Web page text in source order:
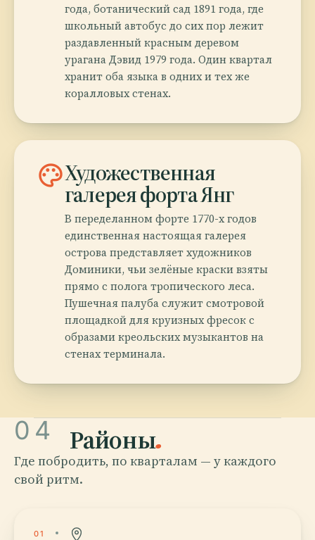
года, ботанический сад 1891 года, где
школьный автобус до сих пор лежит
раздавленный красным деревом
урагана Дэвид 1979 года. Один квартал
хранит оба языка в одних и тех же
коралловых стенах.
paletteХудожественная
галерея форта Янг
В переделанном форте 1770-х годов
единственная настоящая галерея
острова представляет художников
Доминики, чьи зелёные краски взяты
прямо с полога тропического леса.
Пушечная палуба служит смотровой
площадкой для круизных фресок с
образами креольских музыкантов на
стенах терминала.
04 Районы.
Где побродить, по кварталам — у каждого
свой ритм.
01